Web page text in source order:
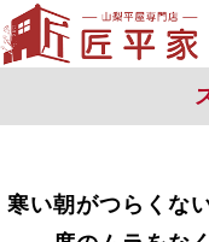
寒い朝がつらくな